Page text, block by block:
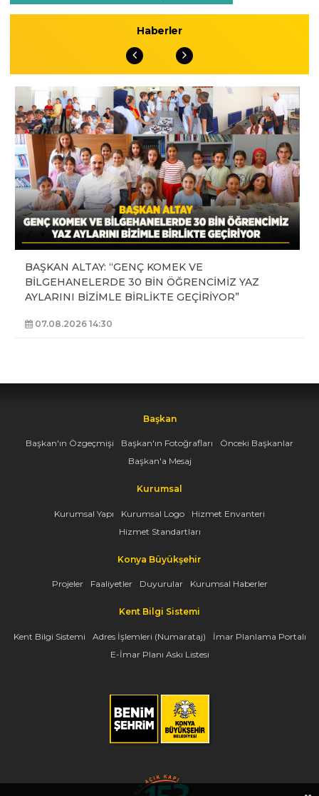
Haberler
BAŞKAN ALTAY: “GENÇ KOMEK VE
BİLGEHANELERDE 30 BİN ÖĞRENCİMİZ YAZ
AYLARINI BİZİMLE BİRLİKTE GEÇİRİYOR”
07.08.2026 14:30
Başkan
Başkan'ın Özgeçmişi Başkan'ın Fotoğrafları
Önceki Başkanlar
Başkan'a Mesaj
Kurumsal
Kurumsal Yapı Kurumsal Logo
Hizmet Envanteri
Hizmet Standartları
Konya Büyükşehir
Projeler Faaliyetler Duyurular Kurumsal Haberler
Kent Bilgi Sistemi
Kent Bilgi Sistemi Adres İşlemleri (Numarataj)
İmar Planlama Portalı
E-İmar Planı Askı Listesi